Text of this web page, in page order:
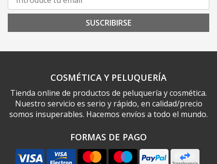
SUSCRIBIRSE
COSMÉTICA Y PELUQUERÍA
Tienda online de productos de peluquería y cosmética.
Nuestro servicio es serio y rápido, en calidad/precio
somos insuperables. Hacemos envíos a todo el mundo.
FORMAS DE PAGO